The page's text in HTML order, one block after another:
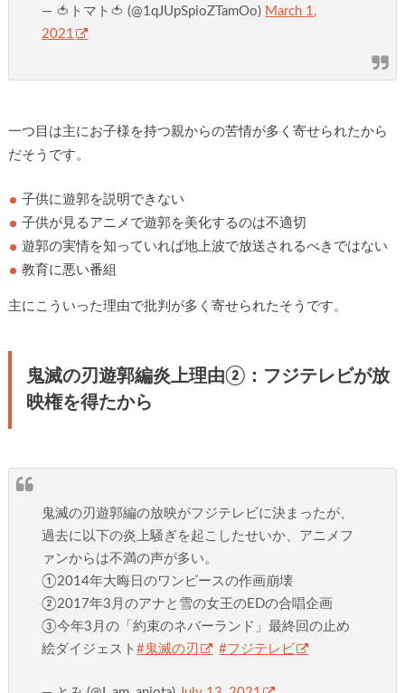
— 🍅トマト🍅 (@1qJUpSpioZTamOo) March 1,
2021
一つ目は主にお子様を持つ親からの苦情が多く寄せられたから
だそうです。
子供に遊郭を説明できない
子供が見るアニメで遊郭を美化するのは不適切
遊郭の実情を知っていれば地上波で放送されるべきではない
教育に悪い番組
主にこういった理由で批判が多く寄せられたそうです。
鬼滅の刃遊郭編炎上理由②：フジテレビが放
映権を得たから
鬼滅の刃遊郭編の放映がフジテレビに決まったが、
過去に以下の炎上騒ぎを起こしたせいか、アニメフ
ァンからは不満の声が多い。
①2014年大晦日のワンピースの作画崩壊
②2017年3月のアナと雪の女王のEDの合唱企画
③今年3月の「約束のネバーランド」最終回の止め
絵ダイジェスト#鬼滅の刃 #フジテレビ